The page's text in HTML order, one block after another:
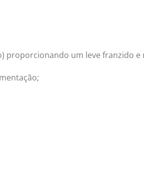
proporcionando um leve franzido